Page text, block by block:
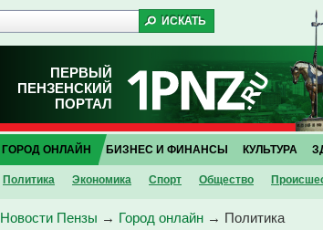
ПЕРВЫЙ
ПЕНЗЕНСКИЙ
ПОРТАЛ
ГОРОД ОНЛАЙН
Политика Экономика Спорт Общество
БИЗНЕС И ФИНАНСЫ КУЛЬТУРА
Новости Пензы → Город онлайн → Политика